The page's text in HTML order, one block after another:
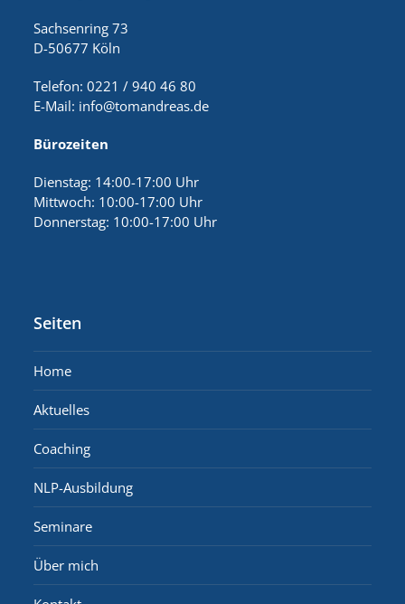
Sachsenring 73
D-50677 Köln
Telefon: 0221 / 940 46 80
E-Mail: info@tomandreas.de
Bürozeiten
Dienstag: 14:00-17:00 Uhr
Mittwoch: 10:00-17:00 Uhr
Donnerstag: 10:00-17:00 Uhr
Seiten
Home
Aktuelles
Coaching
NLP-Ausbildung
Seminare
Über mich